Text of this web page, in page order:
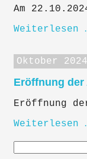
Am
Weiterlesen
Oktober 2024
Eröffnung
Eröffnung
Weiterlesen